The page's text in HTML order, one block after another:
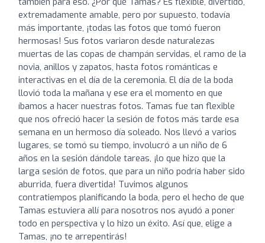
extremadamente amable, pero por supuesto, todavía
más importante, ¡todas las fotos que tomó fueron
hermosas! Sus fotos variaron desde naturalezas
muertas de las copas de champán servidas, el ramo de la
novia, anillos y zapatos, hasta fotos románticas e
interactivas en el día de la ceremonia. El día de la boda
llovió toda la mañana y ese era el momento en que
íbamos a hacer nuestras fotos. Tamas fue tan flexible
que nos ofreció hacer la sesión de fotos más tarde esa
semana en un hermoso día soleado. Nos llevó a varios
lugares, se tomó su tiempo, involucró a un niño de 6
años en la sesión dándole tareas, ¡lo que hizo que la
larga sesión de fotos, que para un niño podría haber sido
aburrida, fuera divertida! Tuvimos algunos
contratiempos planificando la boda, pero el hecho de que
Tamas estuviera allí para nosotros nos ayudó a poner
todo en perspectiva y lo hizo un éxito. Así que, elige a
Tamas, ¡no te arrepentirás!